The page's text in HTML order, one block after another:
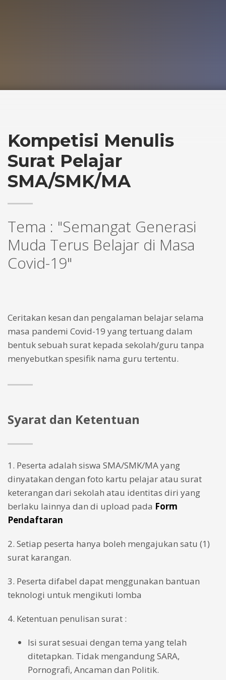
Kompetisi Menulis
Surat Pelajar
SMA/SMK/MA
Tema : "Semangat Generasi
Muda Terus Belajar di Masa
Covid-19"
Ceritakan kesan dan pengalaman belajar selama
masa pandemi Covid-19 yang tertuang dalam
bentuk sebuah surat kepada sekolah/guru tanpa
menyebutkan spesifik nama guru tertentu.
Syarat dan Ketentuan
1. Peserta adalah siswa SMA/SMK/MA yang
dinyatakan dengan foto kartu pelajar atau surat
keterangan dari sekolah atau identitas diri yang
berlaku lainnya dan di upload pada Form
Pendaftaran
2. Setiap peserta hanya boleh mengajukan satu (1)
surat karangan.
3. Peserta difabel dapat menggunakan bantuan
teknologi untuk mengikuti lomba
4. Ketentuan penulisan surat :
Isi surat sesuai dengan tema yang telah
ditetapkan. Tidak mengandung SARA,
Pornografi, Ancaman dan Politik.